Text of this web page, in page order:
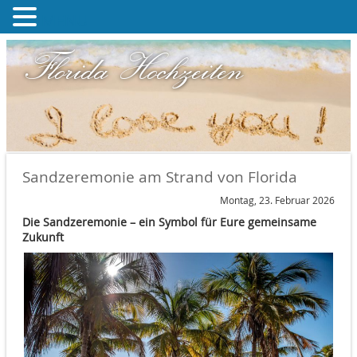
Florida Hochzeiten
Sandzeremonie am Strand von Florida
Montag, 23. Februar 2026
Die Sandzeremonie – ein Symbol für Eure gemeinsame
Zukunft